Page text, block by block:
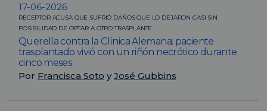
17-06-2026
RECEPTOR ACUSA QUE SUFRIÓ DAÑOS QUE LO DEJARON CASI SIN
POSIBILIDAD DE OPTAR A OTRO TRASPLANTE
Querella contra la Clínica Alemana: paciente
trasplantado vivió con un riñón necrótico durante
cinco meses
Por Francisca Soto yJosé Gubbins